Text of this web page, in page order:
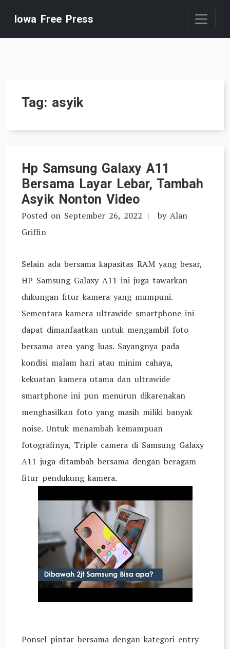
content
Iowa Free Press
Tag: asyik
Hp Samsung Galaxy A11
Bersama Layar Lebar, Tambah
Asyik Nonton Video
Posted on September 26, 2022 by Alan
Griffin
Selain ada bersama kapasitas RAM yang besar,
HP Samsung Galaxy A11 ini juga tawarkan
dukungan fitur kamera yang mumpuni.
Sementara kamera ultrawide smartphone ini
dapat dimanfaatkan untuk mengambil foto
bersama area yang luas. Sayangnya pada
kondisi malam hari atau minim cahaya,
kekuatan kamera utama dan ultrawide
smartphone ini pun menurun dikarenakan
menghasilkan foto yang masih miliki banyak
noise. Untuk menambah kemampuan
fotografinya, Triple camera di Samsung Galaxy
A11 juga ditambah bersama dengan beragam
fitur pendukung kamera.
Ponsel pintar bersama dengan kategori entry-